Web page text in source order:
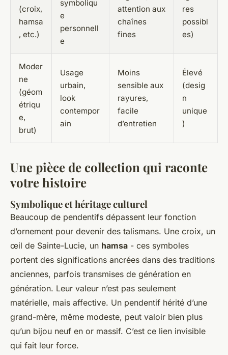
(croix,
hamsa
, etc.)
symboliqu
e
personnell
e
attention aux
chaînes
fines
res
possibl
es)
Moder
ne
(géom
étriqu
e,
brut)
Usage
urbain,
look
contempor
ain
Moins
sensible aux
rayures,
facile
d’entretien
Élevé
(desig
n
unique
)
Une pièce de collection qui raconte
votre histoire
Symbolique et héritage culturel
Beaucoup de pendentifs dépassent leur fonction
d’ornement pour devenir des talismans. Une croix, un
œil de Sainte-Lucie, un hamsa - ces symboles
portent des significations ancrées dans des traditions
anciennes, parfois transmises de génération en
génération. Leur valeur n’est pas seulement
matérielle, mais affective. Un pendentif hérité d’une
grand-mère, même modeste, peut valoir bien plus
qu’un bijou neuf en or massif. C’est ce lien invisible
qui fait leur force.